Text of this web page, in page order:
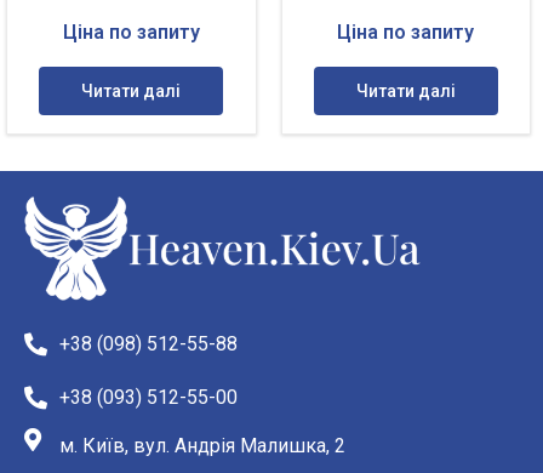
Ціна по запиту
Читати далі
Ціна по запиту
Читати далі
+38 (098) 512-55-88
+38 (093) 512-55-00
м. Київ, вул. Андрія Малишка, 2